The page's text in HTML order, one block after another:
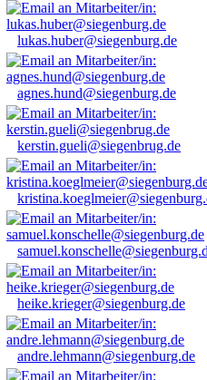
lukas.huber@siegenburg.de
agnes.hund@siegenburg.de
kerstin.gueli@siegenbrug.de
heike.krieger@siegenburg.de
andre.lehmann@siegenburg.de